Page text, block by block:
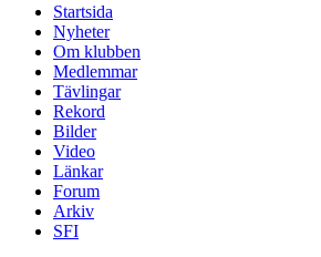
Startsida
Nyheter
Om klubben
Medlemmar
Tävlingar
Rekord
Bilder
Video
Länkar
Forum
Arkiv
SFI